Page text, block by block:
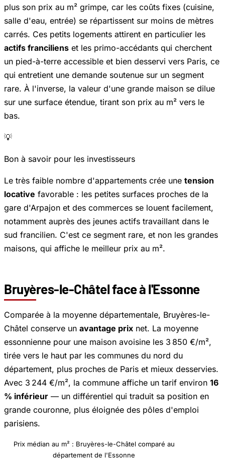
plus son prix au m² grimpe, car les coûts fixes (cuisine,
salle d'eau, entrée) se répartissent sur moins de mètres
carrés. Ces petits logements attirent en particulier les
actifs franciliens et les primo-accédants qui cherchent
un pied-à-terre accessible et bien desservi vers Paris, ce
qui entretient une demande soutenue sur un segment
rare. À l'inverse, la valeur d'une grande maison se dilue
sur une surface étendue, tirant son prix au m² vers le
bas.
💡
Bon à savoir pour les investisseurs
Le très faible nombre d'appartements crée une tension
locative favorable : les petites surfaces proches de la
gare d'Arpajon et des commerces se louent facilement,
notamment auprès des jeunes actifs travaillant dans le
sud francilien. C'est ce segment rare, et non les grandes
maisons, qui affiche le meilleur prix au m².
Bruyères-le-Châtel face à l'Essonne
Comparée à la moyenne départementale, Bruyères-le-
Châtel conserve un avantage prix net. La moyenne
essonnienne pour une maison avoisine les 3 850 €/m²,
tirée vers le haut par les communes du nord du
département, plus proches de Paris et mieux desservies.
Avec 3 244 €/m², la commune affiche un tarif environ 16
% inférieur — un différentiel qui traduit sa position en
grande couronne, plus éloignée des pôles d'emploi
parisiens.
Prix médian au m² : Bruyères-le-Châtel comparé au
département de l'Essonne